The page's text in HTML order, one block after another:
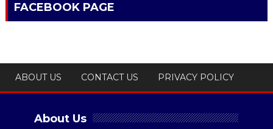
FACEBOOK PAGE
ABOUT US CONTACT US PRIVACY POLICY
About Us